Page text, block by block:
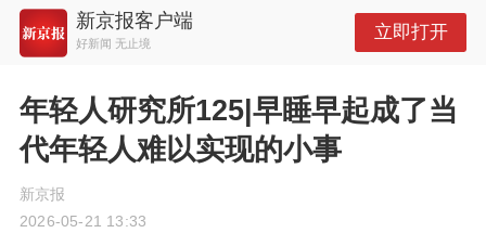
新京报客户端
好新闻 无止境
立即打开
年轻人研究所125|早睡早起成了当
代年轻人难以实现的小事
新京报
2026-05-21 13:33